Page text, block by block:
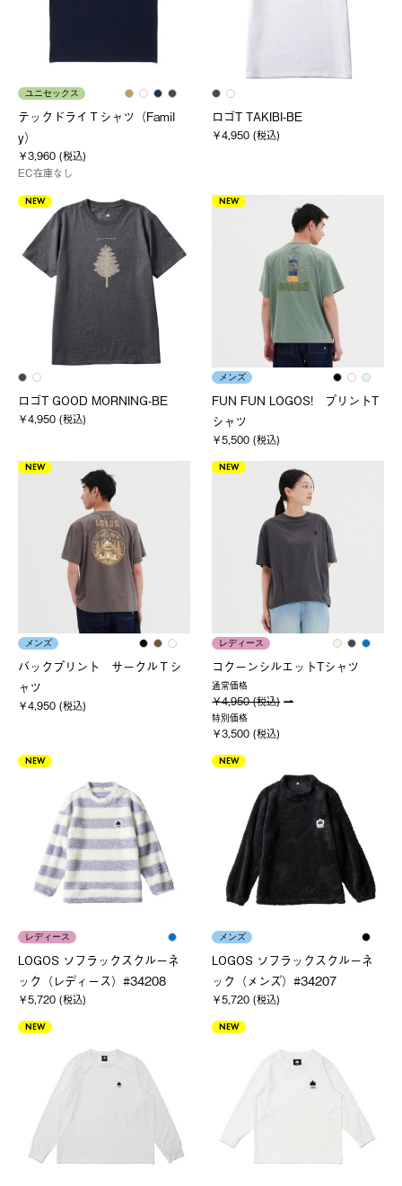
ユニセックス
テックドライＴシャツ（Famil
y）
￥3,960 (税込)
EC在庫なし
ロゴT TAKIBI-BE
￥4,950 (税込)
NEW
ロゴT GOOD MORNING-BE
￥4,950 (税込)
NEW
メンズ
FUN FUN LOGOS! プリントT
シャツ
￥5,500 (税込)
NEW
メンズ
バックプリント サークルＴシ
ャツ
￥4,950 (税込)
NEW
レディース
コクーンシルエットTシャツ
通常価格
￥4,950 (税込)
特別価格
￥3,500 (税込)
NEW
レディース
LOGOS ソフラックスクルーネ
ック（レディース）#34208
￥5,720 (税込)
NEW
メンズ
LOGOS ソフラックスクルーネ
ック（メンズ）#34207
￥5,720 (税込)
NEW NEW